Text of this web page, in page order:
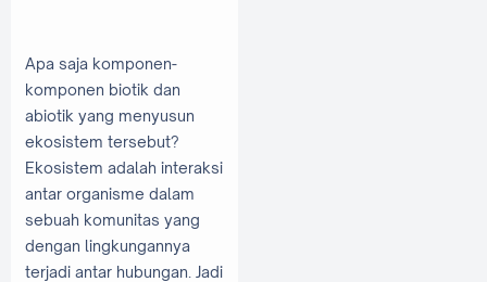
Apa saja komponen-
komponen biotik dan
abiotik yang menyusun
ekosistem tersebut?
Ekosistem adalah interaksi
antar organisme dalam
sebuah komunitas yang
dengan lingkungannya
terjadi antar hubungan. Jadi